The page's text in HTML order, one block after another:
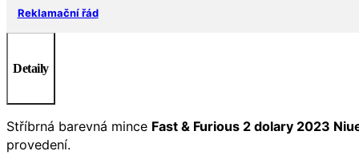
Reklamační řád
Detaily
Stříbrná barevná mince Fast & Furious 2 dolary 2023
provedení.